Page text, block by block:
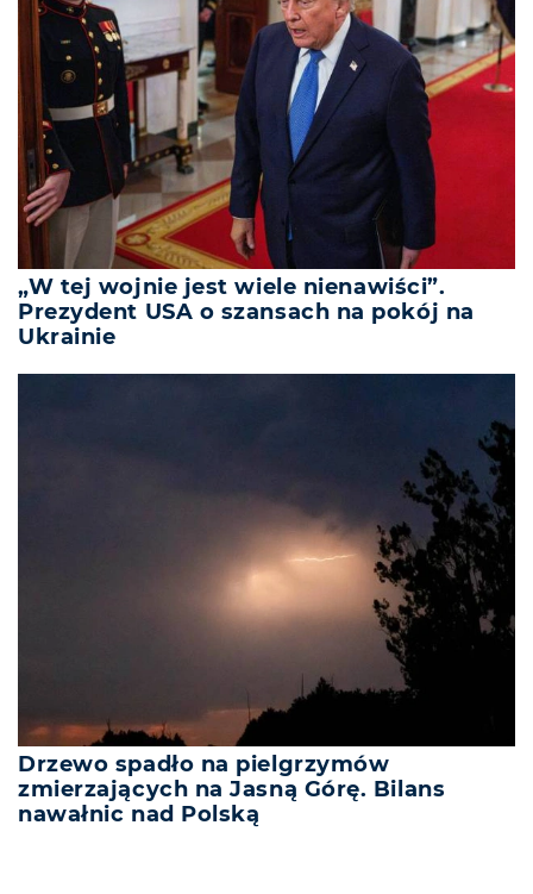
„W tej wojnie jest wiele nienawiści”.
Prezydent USA o szansach na pokój na
Ukrainie
Drzewo spadło na pielgrzymów
zmierzających na Jasną Górę. Bilans
nawałnic nad Polską